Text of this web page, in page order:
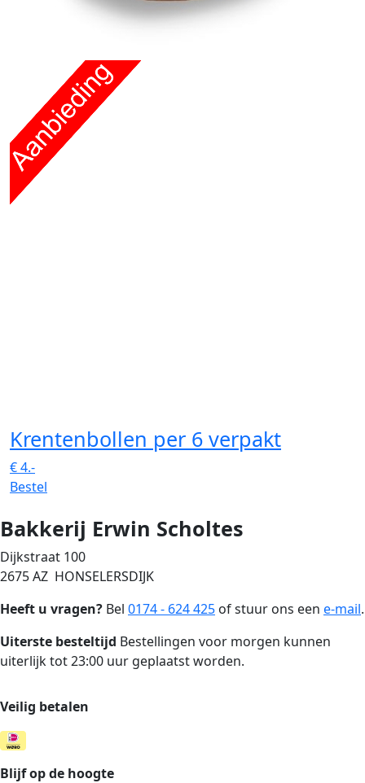
Krentenbollen per 6 verpakt
€4.-
Bestel
Bakkerij Erwin Scholtes
Dijkstraat 100
2675 AZ HONSELERSDIJK
Heeft u vragen? Bel 0174 - 624 425 of stuur ons een e-mail.
Uiterste besteltijd Bestellingen voor morgen kunnen
uiterlijk tot 23:00 uur geplaatst worden.
Veilig betalen
Blijf op de hoogte